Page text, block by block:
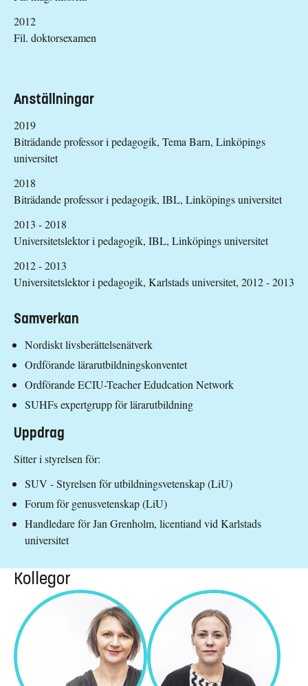
2012
Fil. doktorsexamen
Anställningar
2019
Biträdande professor i pedagogik, Tema Barn, Linköpings
universitet
2018
Biträdande professor i pedagogik, IBL, Linköpings universitet
2013 - 2018
Universitetslektor i pedagogik, IBL, Linköpings universitet
2012 - 2013
Universitetslektor i pedagogik, Karlstads universitet, 2012 - 2013
Samverkan
Nordiskt livsberättelsenätverk
Ordförande lärarutbildningskonventet
Ordförande ECIU-Teacher Edudcation Network
SUHFs expertgrupp för lärarutbildning
Uppdrag
Sitter i styrelsen för:
SUV - Styrelsen för utbildningsvetenskap (LiU)
Forum för genusvetenskap (LiU)
Handledare för Jan Grenholm, licentiand vid Karlstads
universitet
Kollegor